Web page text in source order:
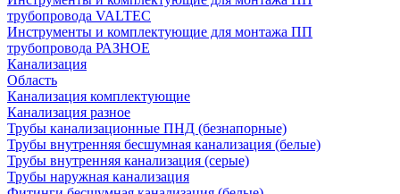
трубопровода VALTEC
Инструменты и комплектующие для монтажа ПП
трубопровода РАЗНОЕ
Канализация
Область
Канализация комплектующие
Канализация разное
Трубы канализационные ПНД (безнапорные)
Трубы внутренняя бесшумная канализация (белые)
Трубы внутренняя канализация (серые)
Трубы наружная канализация